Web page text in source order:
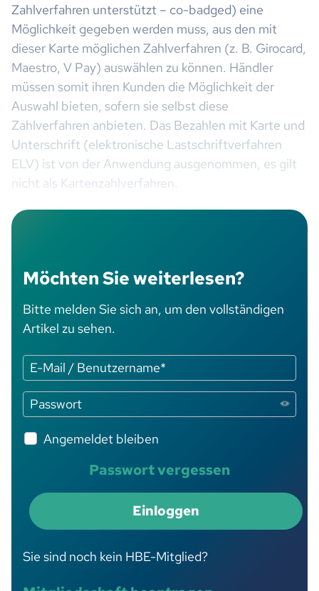
Zahlverfahren unterstützt – co-badged) eine
Möglichkeit gegeben werden muss, aus den mit
dieser Karte möglichen Zahlverfahren (z. B. Girocard,
Maestro, V Pay) auswählen zu können. Händler
müssen somit ihren Kunden die Möglichkeit der
Auswahl bieten, sofern sie selbst diese
Zahlverfahren anbieten. Das Bezahlen mit Karte und
Unterschrift (elektronische Lastschriftverfahren
ELV) ist von der Anwendung ausgenommen, es gilt
nicht als Kartenzahlverfahren.
Möchten Sie weiterlesen?
Bitte melden Sie sich an, um den vollständigen
Artikel zu sehen.
Angemeldet bleiben
Passwort vergessen
Einloggen
Sie sind noch kein HBE-Mitglied?